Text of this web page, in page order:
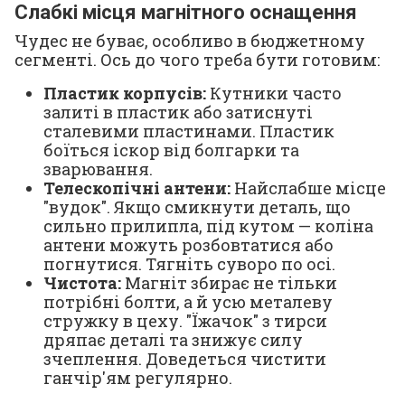
Слабкі місця магнітного оснащення
Чудес не буває, особливо в бюджетному
сегменті. Ось до чого треба бути готовим:
Пластик корпусів: Кутники часто
залиті в пластик або затиснуті
сталевими пластинами. Пластик
боїться іскор від болгарки та
зварювання.
Телескопічні антени: Найслабше місце
"вудок". Якщо смикнути деталь, що
сильно прилипла, під кутом — коліна
антени можуть розбовтатися або
погнутися. Тягніть суворо по осі.
Чистота: Магніт збирає не тільки
потрібні болти, а й усю металеву
стружку в цеху. "Їжачок" з тирси
дряпає деталі та знижує силу
зчеплення. Доведеться чистити
ганчір'ям регулярно.